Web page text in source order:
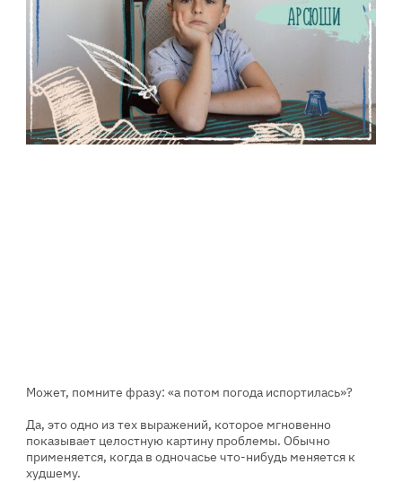
Может, помните фразу: «а потом погода испортилась»?
Да, это одно из тех выражений, которое мгновенно
показывает целостную картину проблемы. Обычно
применяется, когда в одночасье что-нибудь меняется к
худшему.